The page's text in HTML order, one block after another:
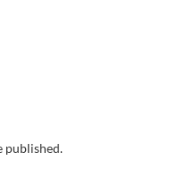
published.